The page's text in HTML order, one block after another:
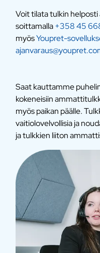
Voit tilata tulkin helposti
soittamalla+358 45
myösYoupret-
Saat kauttamme
kokeneisiin
myös paikan päälle.
vaitiolovelvollisia ja
ja tulkkien liiton